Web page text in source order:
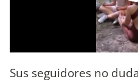
Sus seguidores no